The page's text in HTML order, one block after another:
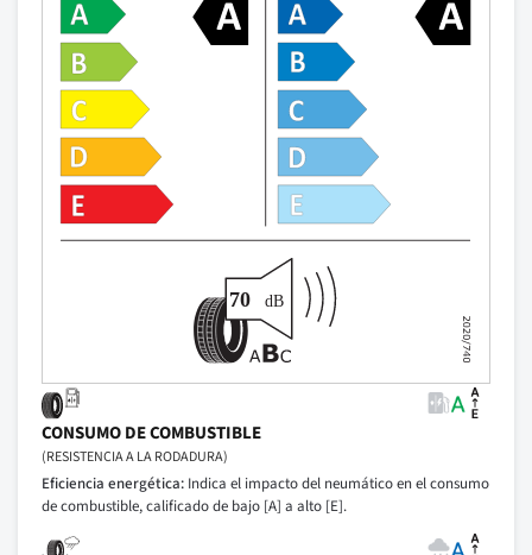
CONSUMO DE COMBUSTIBLE
(RESISTENCIA A LA RODADURA)
Eficiencia energética: Indica el impacto del neumático en el consumo
de combustible, calificado de bajo [A] a alto [E].